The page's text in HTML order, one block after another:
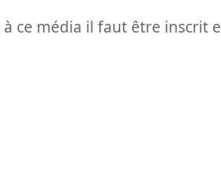
ce média il faut être inscrit